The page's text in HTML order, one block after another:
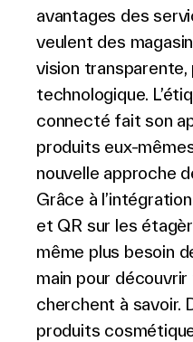
avantages des
veulent des
vision
technologique.
connecté fait son
produits eux-
nouvelle approche
Grâce à
et QR sur les
même plus besoin
main pour découvrir
cherchent à savoir.
produits